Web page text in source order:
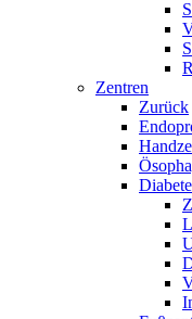
Zentren
Zurück